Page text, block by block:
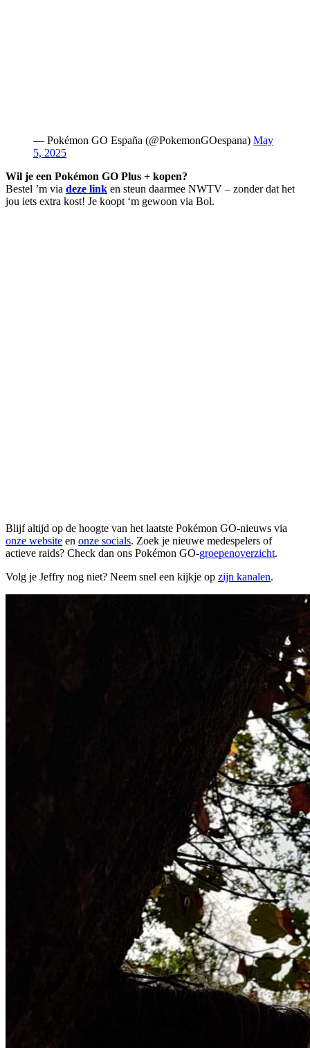
— Pokémon GO España (@PokemonGOespana) May
5, 2025
Wil je een Pokémon GO Plus + kopen?
Bestel ’m via deze link en steun daarmee NWTV – zonder dat het
jou iets extra kost! Je koopt ‘m gewoon via Bol.
Blijf altijd op de hoogte van het laatste Pokémon GO-nieuws via
onze website en onze socials. Zoek je nieuwe medespelers of
actieve raids? Check dan ons Pokémon GO-groepenoverzicht.
Volg je Jeffry nog niet? Neem snel een kijkje op zijn kanalen.